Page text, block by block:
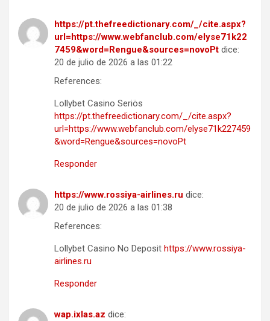
https://pt.thefreedictionary.com/_/cite.aspx?
url=https://www.webfanclub.com/elyse71k22
7459&word=Rengue&sources=novoPt dice:
20 de julio de 2026 a las 01:22
References:
Lollybet Casino Seriös
https://pt.thefreedictionary.com/_/cite.aspx?
url=https://www.webfanclub.com/elyse71k227459
&word=Rengue&sources=novoPt
Responder
https://www.rossiya-airlines.ru dice:
20 de julio de 2026 a las 01:38
References:
Lollybet Casino No Deposit https://www.rossiya-
airlines.ru
Responder
wap.ixlas.az dice: